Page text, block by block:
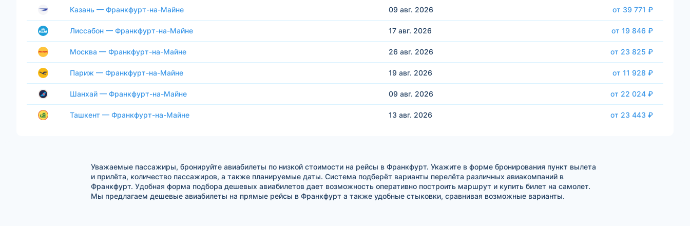
Казань — Франкфурт-на-Майне 09 авг. 2026 от 39 771 ₽
Лиссабон — Франкфурт-на-Майне 17 авг. 2026 от 19 846 ₽
Москва — Франкфурт-на-Майне 26 авг. 2026 от 23 825 ₽
Париж — Франкфурт-на-Майне 19 авг. 2026 от 11 928 ₽
Шанхай — Франкфурт-на-Майне 09 авг. 2026 от 22 024 ₽
Ташкент — Франкфурт-на-Майне 13 авг. 2026 от 23 443 ₽
Уважаемые пассажиры, бронируйте авиабилеты по низкой стоимости на рейсы в Франкфурт. Укажите в форме бронирования пункт вылета
и прилёта, количество пассажиров, а также планируемые даты. Система подберёт варианты перелёта различных авиакомпаний в
Франкфурт. Удобная форма подбора дешевых авиабилетов дает возможность оперативно построить маршрут и купить билет на самолет.
Мы предлагаем дешевые авиабилеты на прямые рейсы в Франкфурт а также удобные стыковки, сравнивая возможные варианты.